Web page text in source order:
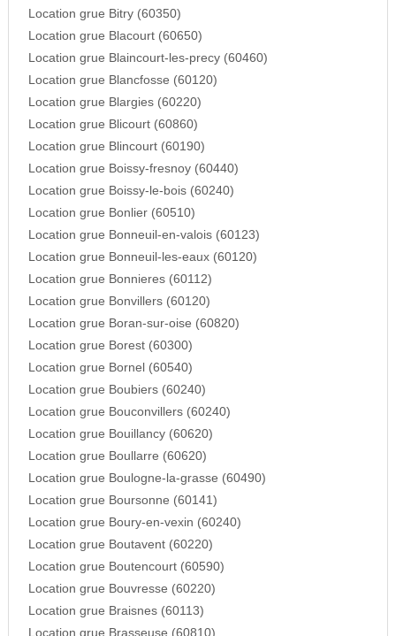
Location grue Bitry (60350)
Location grue Blacourt (60650)
Location grue Blaincourt-les-precy (60460)
Location grue Blancfosse (60120)
Location grue Blargies (60220)
Location grue Blicourt (60860)
Location grue Blincourt (60190)
Location grue Boissy-fresnoy (60440)
Location grue Boissy-le-bois (60240)
Location grue Bonlier (60510)
Location grue Bonneuil-en-valois (60123)
Location grue Bonneuil-les-eaux (60120)
Location grue Bonnieres (60112)
Location grue Bonvillers (60120)
Location grue Boran-sur-oise (60820)
Location grue Borest (60300)
Location grue Bornel (60540)
Location grue Boubiers (60240)
Location grue Bouconvillers (60240)
Location grue Bouillancy (60620)
Location grue Boullarre (60620)
Location grue Boulogne-la-grasse (60490)
Location grue Boursonne (60141)
Location grue Boury-en-vexin (60240)
Location grue Boutavent (60220)
Location grue Boutencourt (60590)
Location grue Bouvresse (60220)
Location grue Braisnes (60113)
Location grue Brasseuse (60810)